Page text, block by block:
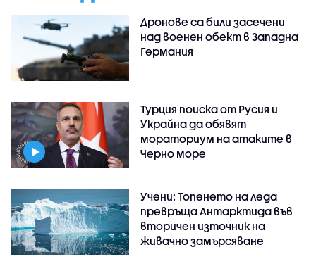
Дронове са били засечени
над военен обект в Западна
Германия
Турция поиска от Русия и
Украйна да обявят
мораториум на атаките в
Черно море
Учени: Топенето на леда
превръща Антарктида във
вторичен източник на
живачно замърсяване